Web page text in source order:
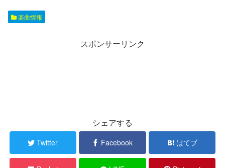
楽曲情報
スポンサーリンク
シェアする
Twitter Facebook はてブ